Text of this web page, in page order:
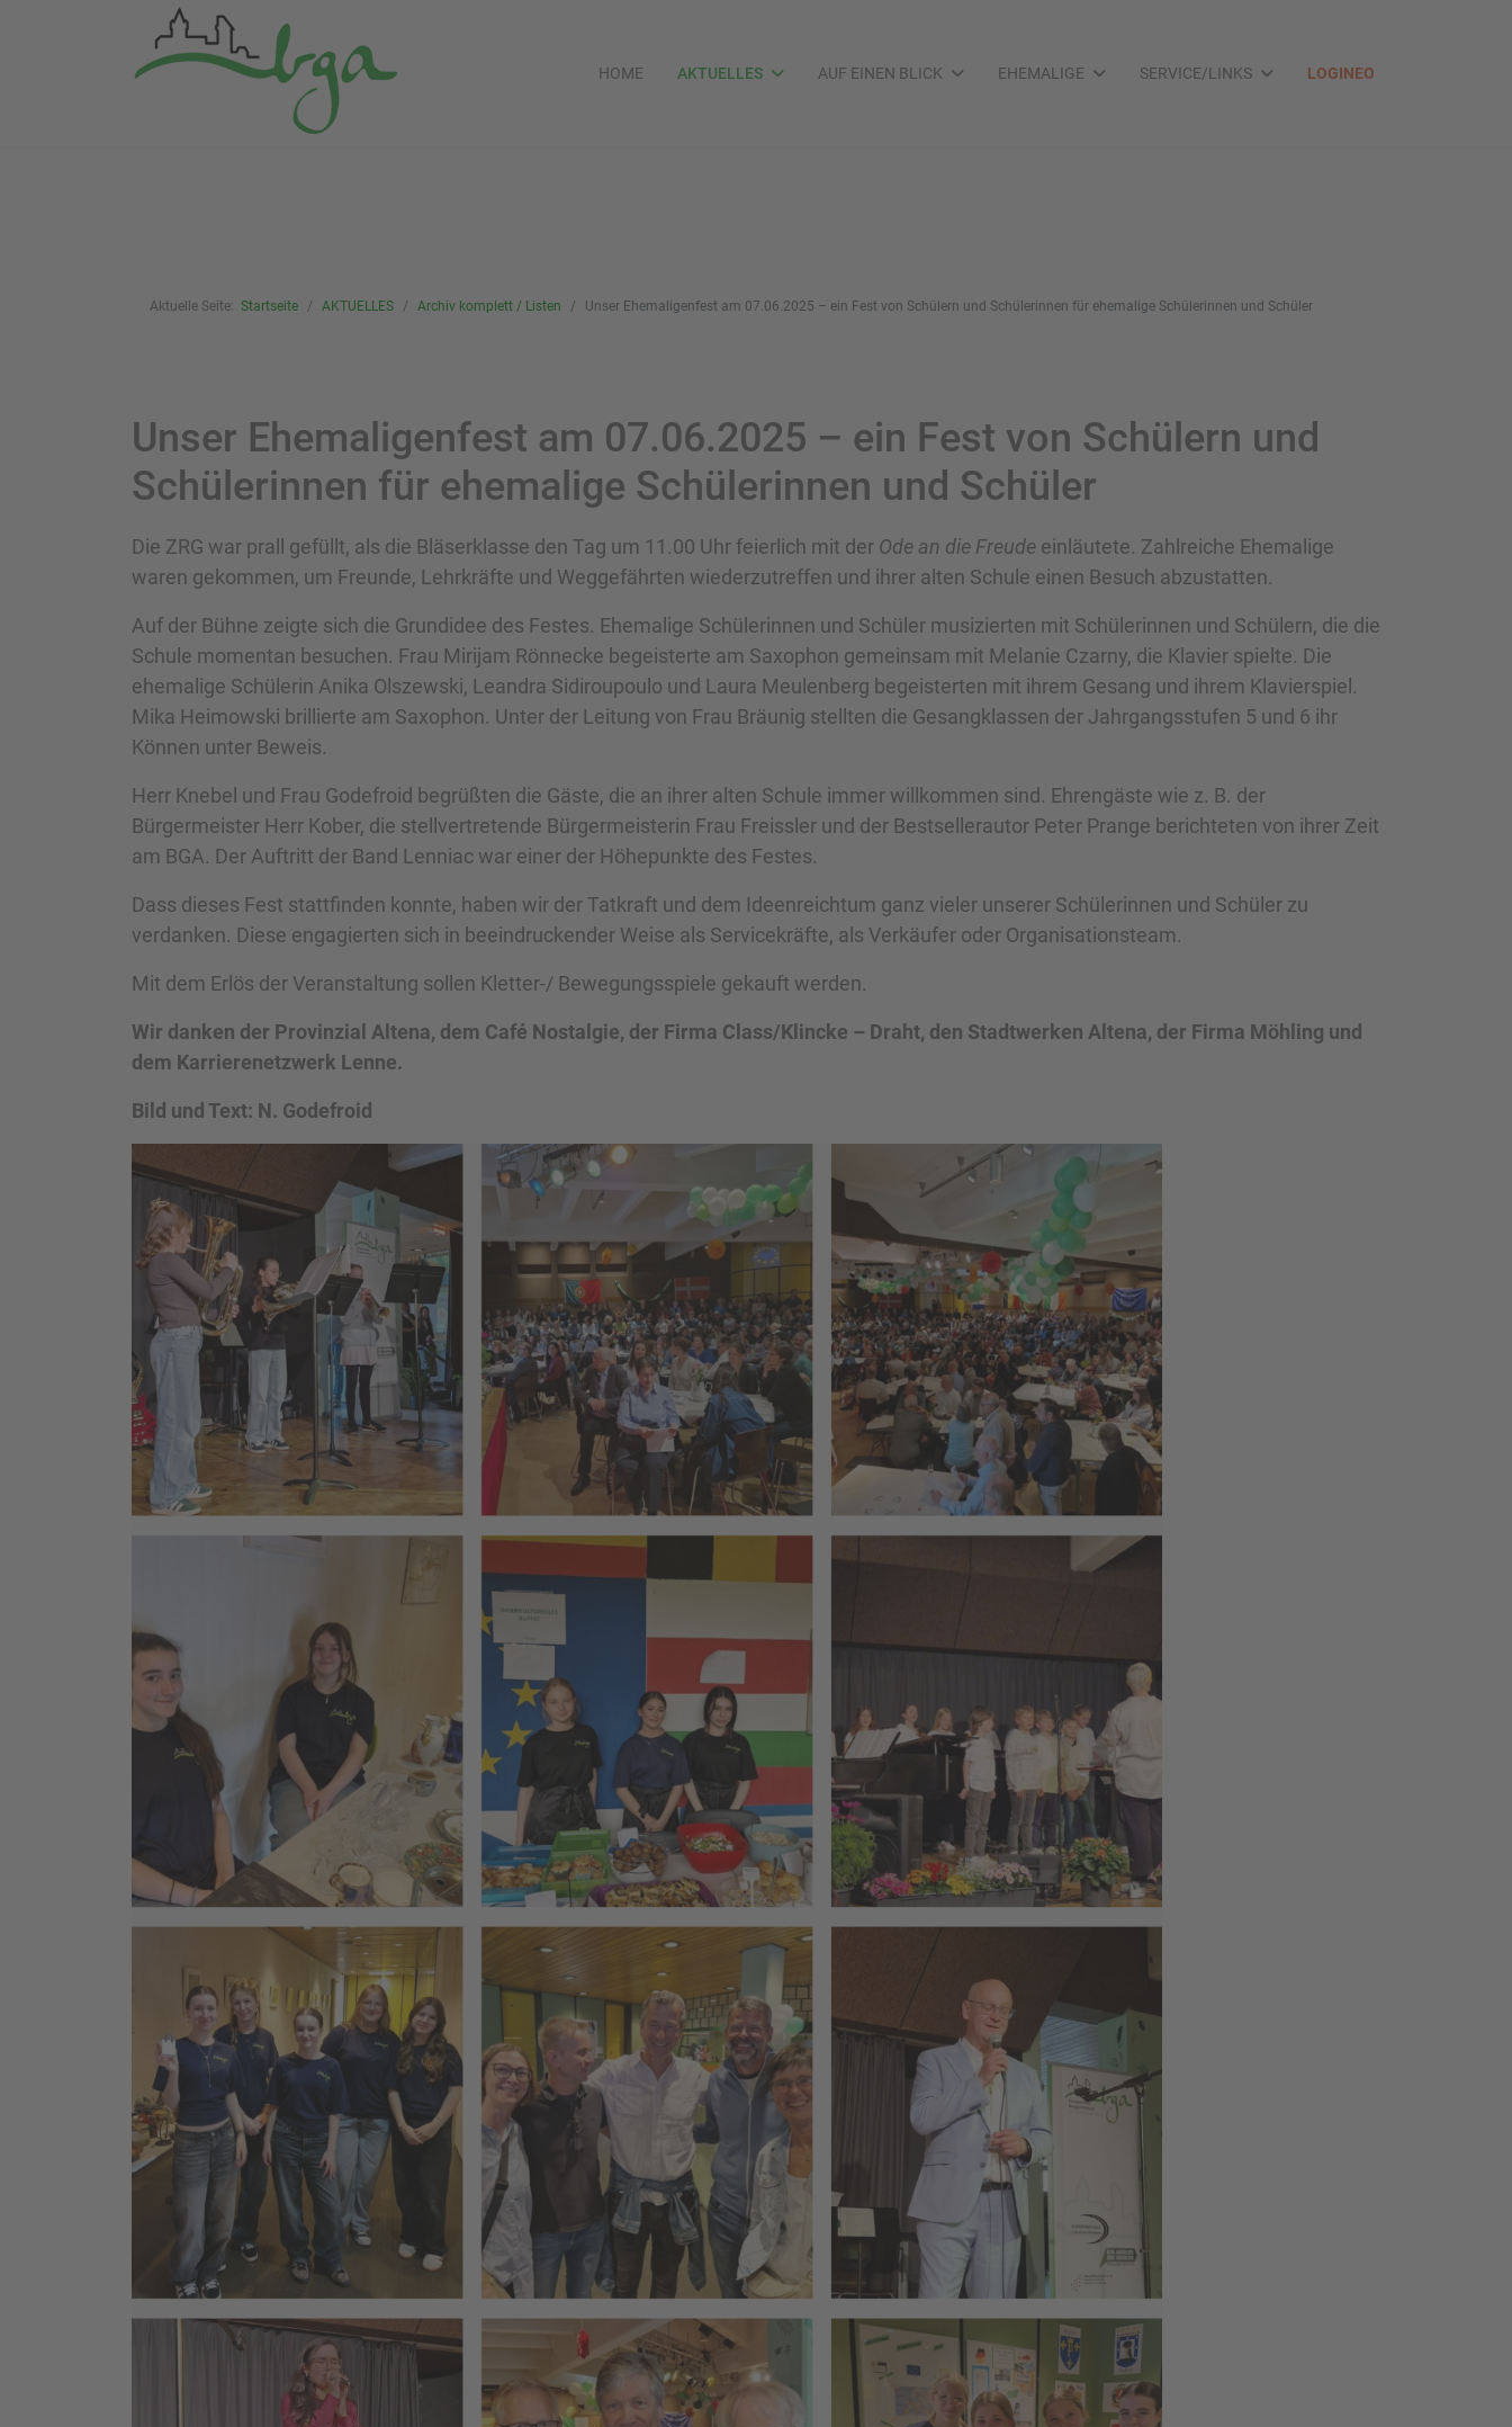
HOME AKTUELLES AUF EINEN BLICK EHEMALIGE SERVICE/LINKS LOGINEO
Aktuelle Seite: Startseite AKTUELLES Archiv komplett / Listen Unser Ehemaligenfest am 07.06.2025 – ein Fest von Schülern und Schülerinnen für ehemalige Schülerinnen und Schüler
Unser Ehemaligenfest am 07.06.2025 – ein Fest von Schülern und
Schülerinnen für ehemalige Schülerinnen und Schüler
Die ZRG war prall gefüllt, als die Bläserklasse den Tag um 11.00 Uhr feierlich mit der Ode an die Freude einläutete. Zahlreiche Ehemalige
waren gekommen, um Freunde, Lehrkräfte und Weggefährten wiederzutreffen und ihrer alten Schule einen Besuch abzustatten.
Auf der Bühne zeigte sich die Grundidee des Festes. Ehemalige Schülerinnen und Schüler musizierten mit Schülerinnen und Schülern, die die
Schule momentan besuchen. Frau Mirijam Rönnecke begeisterte am Saxophon gemeinsam mit Melanie Czarny, die Klavier spielte. Die
ehemalige Schülerin Anika Olszewski, Leandra Sidiroupoulo und Laura Meulenberg begeisterten mit ihrem Gesang und ihrem Klavierspiel.
Mika Heimowski brillierte am Saxophon. Unter der Leitung von Frau Bräunig stellten die Gesangklassen der Jahrgangsstufen 5 und 6 ihr
Können unter Beweis.
Herr Knebel und Frau Godefroid begrüßten die Gäste, die an ihrer alten Schule immer willkommen sind. Ehrengäste wie z. B. der
Bürgermeister Herr Kober, die stellvertretende Bürgermeisterin Frau Freissler und der Bestsellerautor Peter Prange berichteten von ihrer Zeit
am BGA. Der Auftritt der Band Lenniac war einer der Höhepunkte des Festes.
Dass dieses Fest stattfinden konnte, haben wir der Tatkraft und dem Ideenreichtum ganz vieler unserer Schülerinnen und Schüler zu
verdanken. Diese engagierten sich in beeindruckender Weise als Servicekräfte, als Verkäufer oder Organisationsteam.
Mit dem Erlös der Veranstaltung sollen Kletter-/ Bewegungsspiele gekauft werden.
Wir danken der Provinzial Altena, dem Café Nostalgie, der Firma Class/Klincke – Draht, den Stadtwerken Altena, der Firma Möhling und
dem Karrierenetzwerk Lenne.
Bild und Text: N. Godefroid